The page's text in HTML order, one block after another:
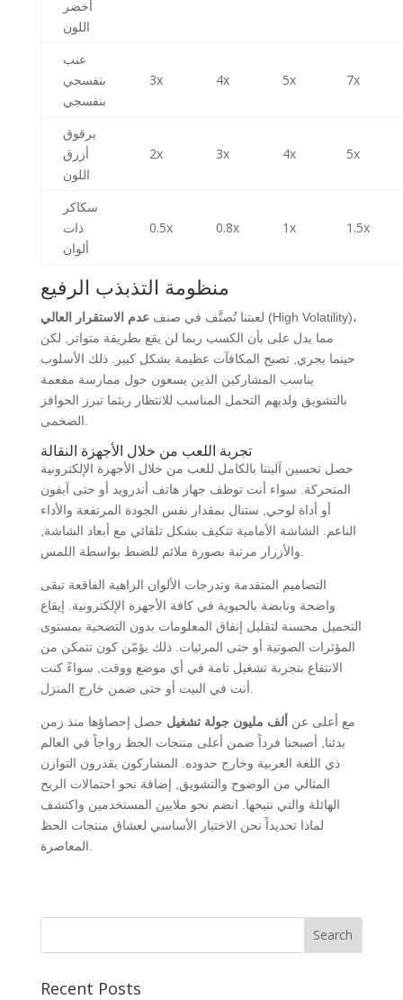
أخضر
اللون
عنب
بنفسجي
بنفسجي
3x 4x 5x 7x
برقوق
أزرق
اللون
2x 3x 4x 5x
سكاكر
ذات
ألوان
0.5x 0.8x 1x 1.5x
منظومة التذبذب الرفيع
لعبتنا تُصنَّف في صنفعدم الاستقرار العالي
(High Volatility)،
مما يدل على بأن الكسب ربما لن يقع بطريقة متواتر, لكن
حينما يجري, تصبح المكافآت عظيمة بشكل كبير. ذلك الأسلوب
يناسب المشاركين الذين يسعون حول ممارسة مفعمة
بالتشويق ولديهم التحمل المناسب للانتظار ريثما تبرز الحوافز
تجربة اللعب من خلال الأجهزة النقالة
حصل تحسين آليتنا بالكامل للعب من خلال الأجهزة الإلكترونية
المتحركة. سواء أنت توظف جهاز هاتف أندرويد أو حتى آيفون
أو أداة لوحي, ستنال بمقدار نفس الجودة المرتفعة والأداء
الناعم. الشاشة الأمامية تتكيف بشكل تلقائي مع أبعاد الشاشة,
التصاميم المتقدمة وتدرجات الألوان الزاهية الفاقعة تبقى
واضحة ونابضة بالحيوية في كافة الأجهزة الإلكترونية. إيقاع
التحميل محسنة لتقليل إنفاق المعلومات بدون التضحية بمستوى
المؤثرات الصوتية أو حتى المرئيات. ذلك يؤمّن كون تتمكن من
الانتفاع بتجربة تشغيل تامة في أي موضع ووقت, سواءً كنت
مع أعلى عن ألف مليون جولة تشغيل حصل إحصاؤها منذ زمن
بدئنا, أصبحنا فرداً ضمن أعلى منتجات الحظ رواجاً في العالم
ذي اللغة العربية وخارج حدوده. المشاركون يقدرون التوازن
المثالي من الوضوح والتشويق, إضافة نحو احتمالات الربح
الهائلة والتي نتيحها. انضم نحو ملايين المستخدمين واكتشف
لماذا تحديداً نحن الاختيار الأساسي لعشاق منتجات الحظ
Recent Posts